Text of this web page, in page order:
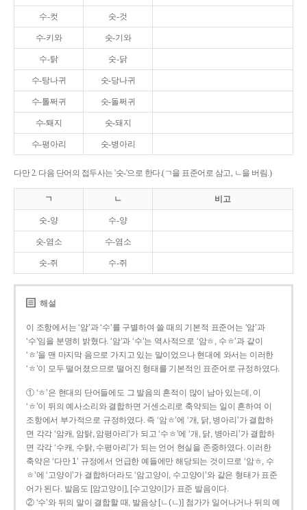
수-컷 숫-것
수-키와 숫-기와
수-탉 숫-닭
수-탕나귀 숫-당나귀
수-톨쩌귀 숫-돌쩌귀
수-퇘지 숫-돼지
수-평아리 숫-병아리
다만 2. 다음 단어의 접두사는 '숫-'으로 한다.(ㄱ을 표준어로 삼고, ㄴ을 버림.)
ㄱ ㄴ 비고
숫-양 수-양
숫-염소 수-염소
숫-쥐 수-쥐
해설
이 조항에서는 ‘암’과 ‘수’를 구별하여 쓸 때의 기본적 표준어는 ‘암’과
‘수’임을 분명히 밝혔다. ‘암’과 ‘수’는 역사적으로 ‘암ㅎ, 수ㅎ’과 같이
‘ㅎ’을 맨 마지막 음으로 가지고 있는 말이었으나 현대에 와서는 이러한
‘ㅎ’이 모두 떨어졌으므로 떨어진 형태를 기본적인 표준어로 규정하였다.
① ‘ㅎ’은 현대의 단어들에도 그 발음의 흔적이 많이 남아 있는데, 이
‘ㅎ’이 뒤의 예사소리와 결합하면 거센소리로 축약되는 일이 흔하여 이
조항에서 부가적으로 규정하였다. 즉 ‘암ㅎ’에 ‘개, 닭, 병아리’가 결합하
면 각각 ‘암캐, 암탉, 암평아리’가 되고 ‘수ㅎ’에 ‘개, 닭, 병아리’가 결합하
면 각각 ‘수캐, 수탉, 수평아리’가 되는 언어 현실을 존중하였다. 이러한
축약은 ‘다만 1’ 규정에서 언급한 예들에만 해당되는 것이므로 ‘암ㅎ, 수
ㅎ’에 ‘고양이’가 결합하더라도 ‘암고양이, 수고양이’와 같은 형태가 표준
어가 된다. 발음도 [암고양이], [수고양이]가 표준 발음이다.
② ‘수’와 뒤의 말이 결합할 때, 발음상 [ㄴ(ㄴ)] 첨가가 일어나거나 뒤의 예